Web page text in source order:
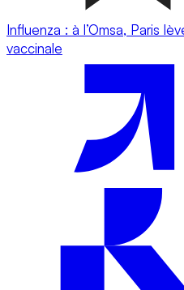
Influenza : à l’Omsa, Paris
vaccinale